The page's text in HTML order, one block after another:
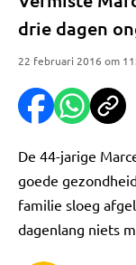
drie dagen
22 februari 2016 om
De 44-jarige
goede
familie sloeg
dagenlang niets